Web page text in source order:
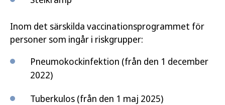
Inom det särskilda vaccinationsprogrammet för
personer som ingår i riskgrupper:
Pneumokockinfektion (från den 1 december
2022)
Tuberkulos (från den 1 maj 2025)